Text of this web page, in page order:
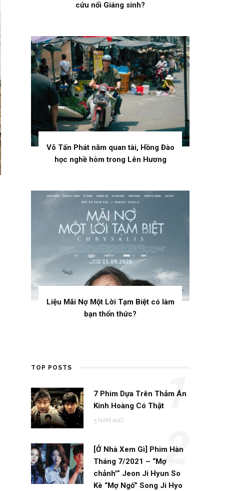
cứu nổi Giáng sinh?
Võ Tấn Phát nằm quan tài, Hồng Đào
học nghề hòm trong Lên Hương
Liệu Mãi Nợ Một Lời Tạm Biệt có làm
bạn thổn thức?
TOP POSTS
7 Phim Dựa Trên Thảm Án
Kinh Hoàng Có Thật
5 NĂM AGO
1
[Ở Nhà Xem Gì] Phim Hàn
Tháng 7/2021 – “Mợ
chảnh'” Jeon Ji Hyun So
Kè “Mợ Ngố” Song Ji Hyo
2